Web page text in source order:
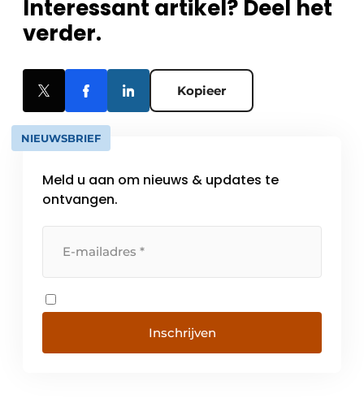
Interessant artikel? Deel het
verder.
Kopieer
NIEUWSBRIEF
Meld u aan om nieuws & updates te
ontvangen.
Inschrijven